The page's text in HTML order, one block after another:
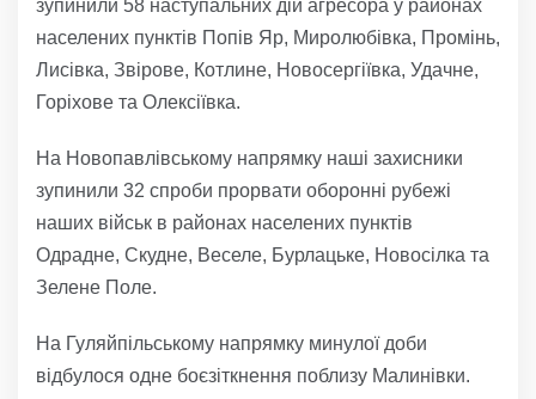
зупинили 58 наступальних дій агресора у районах
населених пунктів Попів Яр, Миролюбівка, Промінь,
Лисівка, Звірове, Котлине, Новосергіївка, Удачне,
Горіхове та Олексіївка.
На Новопавлівському напрямку наші захисники
зупинили 32 спроби прорвати оборонні рубежі
наших військ в районах населених пунктів
Одрадне, Скудне, Веселе, Бурлацьке, Новосілка та
Зелене Поле.
На Гуляйпільському напрямку минулої доби
відбулося одне боєзіткнення поблизу Малинівки.